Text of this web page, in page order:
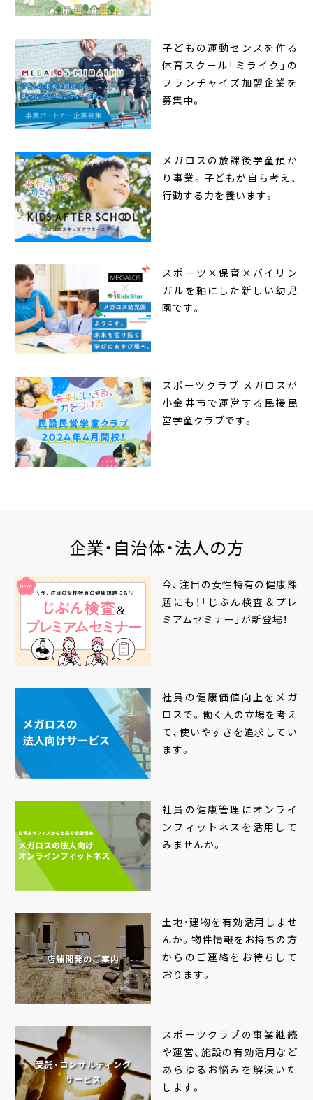
子どもの運動センスを作る
体育スクール「ミライク」の
フランチャイズ加盟企業を
募集中。
メガロスの放課後学童預か
り事業。子どもが自ら考え、
行動する力を養います。
スポーツ×保育×バイリン
ガルを軸にした新しい幼児
園です。
スポーツクラブ メガロスが
小金井市で運営する民接民
営学童クラブです。
企業・自治体・法人の方
今、注目の女性特有の健康課
題にも！「じぶん検査＆プレ
ミアムセミナー」が新登場！
社員の健康価値向上をメガ
ロスで。働く人の立場を考え
て、使いやすさを追求してい
ます。
社員の健康管理にオンライ
ンフィットネスを活用して
みませんか。
店舗開発のご案内
土地・建物を有効活用しませ
んか。物件情報をお持ちの方
からのご連絡をお待ちして
おります。
受託・コンサルティング
サービス
スポーツクラブの事業継続
や運営、施設の有効活用など
あらゆるお悩みを解決いた
します。